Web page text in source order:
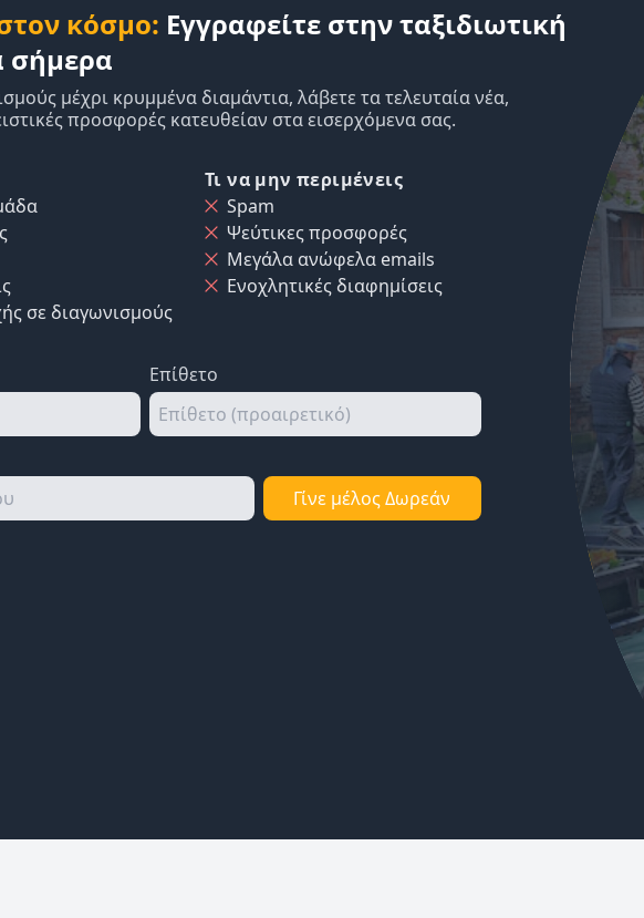
κόσμο: Εγγραφείτε στην ταξιδιωτική
σήμερα
μέχρι κρυμμένα διαμάντια, λάβετε τα τελευταία νέα,
προσφορές κατευθείαν στα εισερχόμενα σας.
σε διαγωνισμούς
Τι να μην περιμένεις
Spam
Ψεύτικες προσφορές
Μεγάλα ανώφελα emails
Ενοχλητικές διαφημίσεις
Επίθετο
Γίνε μέλος Δωρεάν